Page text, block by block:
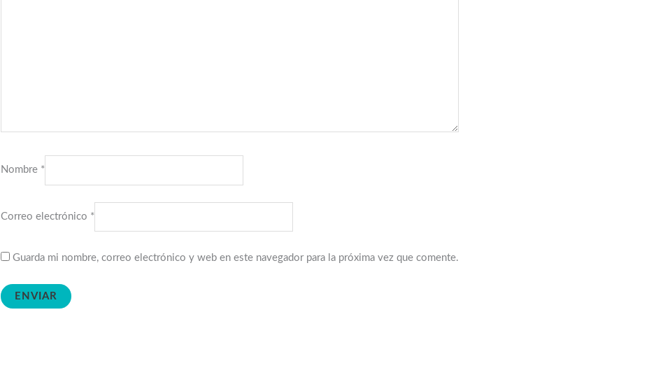
Nombre *
Correo electrónico *
Guarda mi nombre, correo electrónico y web en este navegador para la próxima vez que comente.